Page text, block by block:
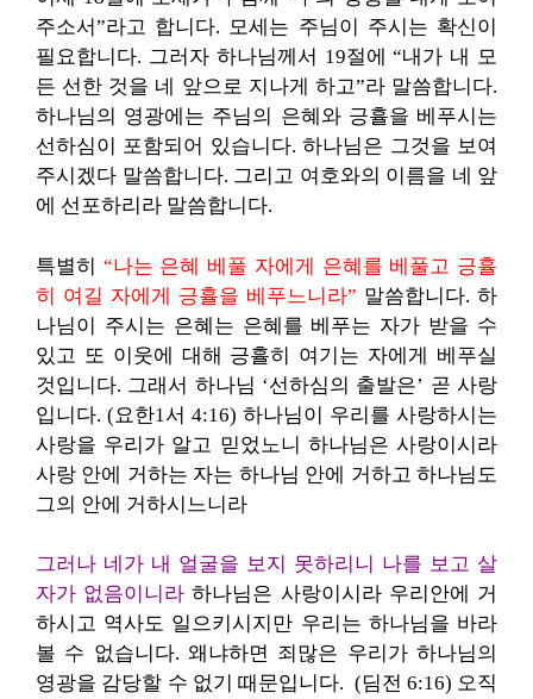
주소서”라고 합니다. 모세는 주님이 주시는 확신이
필요합니다. 그러자 하나님께서 19절에 “내가 내 모
든 선한 것을 네 앞으로 지나게 하고”라 말씀합니다.
하나님의 영광에는 주님의 은혜와 긍휼을 베푸시는
선하심이 포함되어 있습니다. 하나님은 그것을 보여
주시겠다 말씀합니다. 그리고 여호와의 이름을 네 앞
에 선포하리라 말씀합니다.
특별히 “나는 은혜 베풀 자에게 은혜를 베풀고 긍휼
히 여길 자에게 긍휼을 베푸느니라” 말씀합니다. 하
나님이 주시는 은혜는 은혜를 베푸는 자가 받을 수
있고 또 이웃에 대해 긍휼히 여기는 자에게 베푸실
것입니다. 그래서 하나님 ‘선하심의 출발은’ 곧 사랑
입니다. (요한1서 4:16) 하나님이 우리를 사랑하시는
사랑을 우리가 알고 믿었노니 하나님은 사랑이시라
사랑 안에 거하는 자는 하나님 안에 거하고 하나님도
그의 안에 거하시느니라
그러나 네가 내 얼굴을 보지 못하리니 나를 보고 살
자가 없음이니라 하나님은 사랑이시라 우리안에 거
하시고 역사도 일으키시지만 우리는 하나님을 바라
볼 수 없습니다. 왜냐하면 죄많은 우리가 하나님의
영광을 감당할 수 없기 때문입니다. (딤전 6:16) 오직